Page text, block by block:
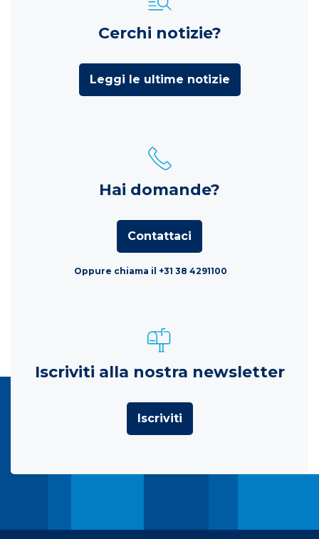
Cerchi notizie?
Leggi le ultime notizie
Hai domande?
Contattaci
Oppure chiama il +31 38 4291100
Iscriviti alla nostra newsletter
Iscriviti